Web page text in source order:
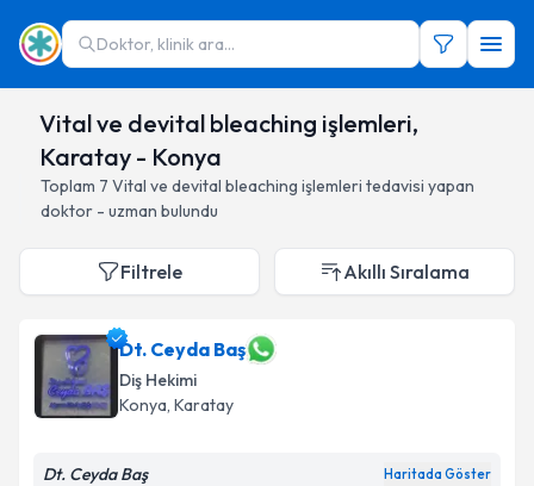
Doktor, klinik ara...
Vital ve devital bleaching işlemleri,
Karatay - Konya
Toplam 7 Vital ve devital bleaching işlemleri tedavisi yapan
doktor - uzman bulundu
Filtrele Akıllı Sıralama
Dt. Ceyda Baş
Diş Hekimi
Konya, Karatay
Dt. Ceyda Baş Haritada Göster